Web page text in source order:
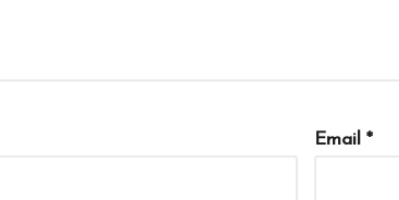
Email *